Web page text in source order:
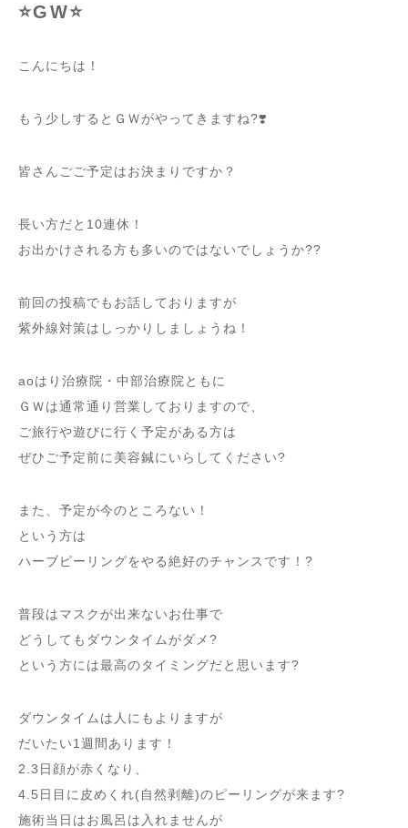
⭐️GW⭐️
こんにちは！
もう少しするとＧＷがやってきますね?❣️
皆さんごご予定はお決まりですか？
長い方だと10連休！
お出かけされる方も多いのではないでしょうか??
前回の投稿でもお話しておりますが
紫外線対策はしっかりしましょうね！
aoはり治療院・中部治療院ともに
ＧＷは通常通り営業しておりますので、
ご旅行や遊びに行く予定がある方は
ぜひご予定前に美容鍼にいらしてください?
また、予定が今のところない！
という方は
ハーブピーリングをやる絶好のチャンスです！?
普段はマスクが出来ないお仕事で
どうしてもダウンタイムがダメ?
という方には最高のタイミングだと思います?
ダウンタイムは人にもよりますが
だいたい1週間あります！
2.3日顔が赤くなり、
4.5日目に皮めくれ(自然剥離)のピーリングが来ます?
施術当日はお風呂は入れませんが